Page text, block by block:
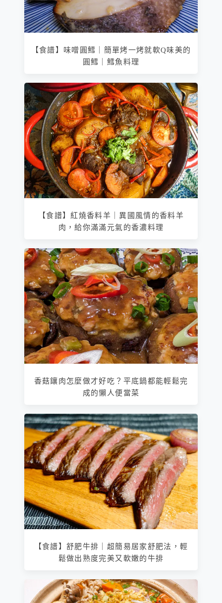
【食譜】味噌圓鱈｜簡單烤一烤就軟Q味美的
圓鱈｜鱈魚料理
【食譜】紅燒香料羊｜異國風情的香料羊
肉，給你滿滿元氣的香濃料理
香菇鑲肉怎麼做才好吃？平底鍋都能輕鬆完
成的懶人便當菜
【食譜】舒肥牛排｜超簡易居家舒肥法，輕
鬆做出熟度完美又軟嫩的牛排